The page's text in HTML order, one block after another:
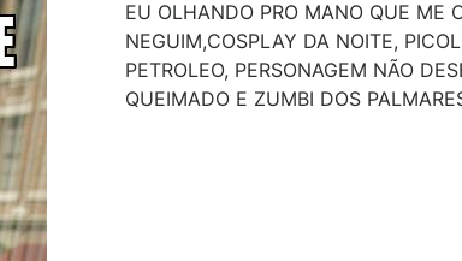
EU OLHANDO PRO MANO QUE ME
NEGUIM,COSPLAY DA NOITE,
PETROLEO, PERSONAGEM NÃO
QUEIMADO E ZUMBI DOS